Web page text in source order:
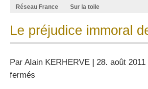
Réseau France
Sur la toile
Le préjudice immoral
Par Alain KERHERVE | 28. août
fermés